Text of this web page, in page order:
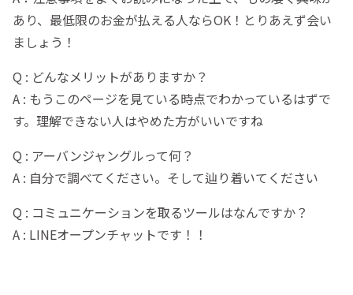
あり、最低限のお金が払える人ならOK！とりあえず会い
ましょう！
Q : どんなメリットがありますか？
A : もうこのページを見ている時点でわかっているはずで
す。理解できない人はやめた方がいいですね
Q : アーバンジャングルって何？
A : 自分で調べてください。そして辿り着いてください
Q : コミュニケーションを取るツールはなんですか？
A : LINEオープンチャットです！！